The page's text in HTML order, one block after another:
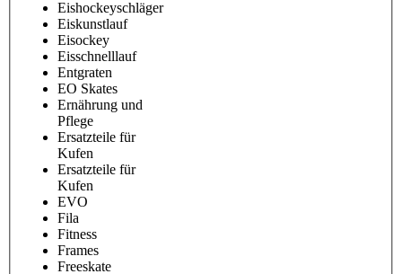
Eishockeyschläger
Eiskunstlauf
Eisockey
Eisschnelllauf
Entgraten
EO Skates
Ernährung und
Pflege
Ersatzteile für
Kufen
Ersatzteile für
Kufen
EVO
Fila
Fitness
Frames
Freeskate